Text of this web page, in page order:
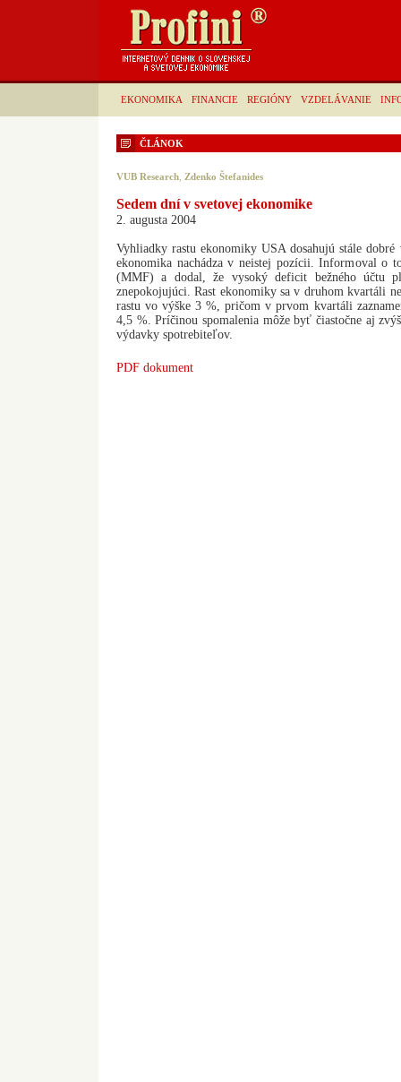
EKONOMIKA FINANCIE REGIÓNY VZDELÁVANIE
ČLÁNOK
VUB Research Zdenko Štefanides
Sedem dní v svetovej ekonomike
2. augusta 2004
Vyhliadky rastu ekonomiky USA dosahujú stále
ekonomika nachádza v neistej pozícii. Informoval o
(MMF) a dodal, že vysoký deficit bežného účtu
znepokojujúci. Rast ekonomiky sa v druhom kvartáli
rastu vo výške 3 %, pričom v prvom kvartáli
4,5 %. Príčinou spomalenia môže byť čiastočne aj
výdavky spotrebiteľov.
PDF dokument